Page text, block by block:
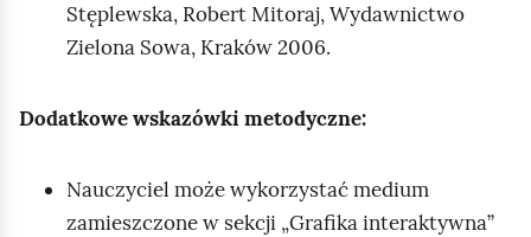
Stęplewska, Robert Mitoraj, Wydawnictwo
Zielona Sowa, Kraków 2006.
Dodatkowe wskazówki metodyczne:
Nauczyciel może wykorzystać medium
zamieszczone w sekcji „Grafika interaktywna”